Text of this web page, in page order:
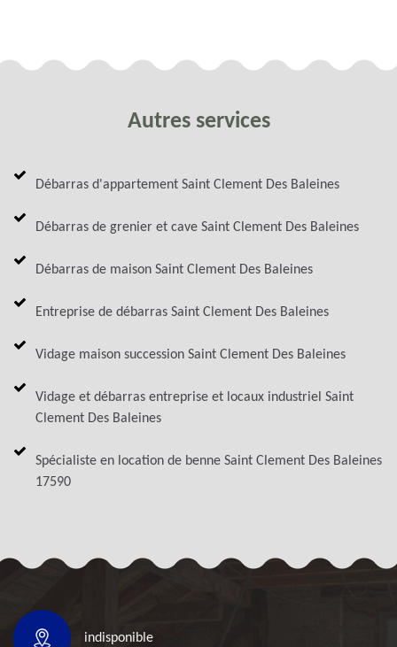
Autres services
Débarras d'appartement Saint Clement Des Baleines
Débarras de grenier et cave Saint Clement Des Baleines
Débarras de maison Saint Clement Des Baleines
Entreprise de débarras Saint Clement Des Baleines
Vidage maison succession Saint Clement Des Baleines
Vidage et débarras entreprise et locaux industriel Saint
Clement Des Baleines
Spécialiste en location de benne Saint Clement Des Baleines
17590
indisponible